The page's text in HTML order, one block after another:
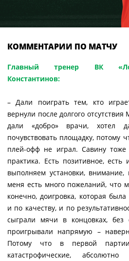
КОММЕНТАРИИ ПО МАТЧУ
Главный тренер ВК
Константинов:
– Дали поиграть тем, кто
вернули после долгого
дали «добро» врачи, хотел
почувствовать площадку, потому
плей-офф не играл. Савину
практика. Есть позитивное,
выполняем установки, внимание,
меня есть много пожеланий, что
конечно, доигровка, которая была
и по качеству, и по
сыграли мячи в концовках, без
проигрывали напрямую –
Потому что в первой
катастрофические,